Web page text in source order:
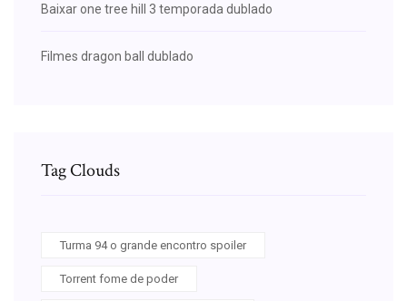
Baixar one tree hill 3 temporada dublado
Filmes dragon ball dublado
Tag Clouds
Turma 94 o grande encontro spoiler
Torrent fome de poder